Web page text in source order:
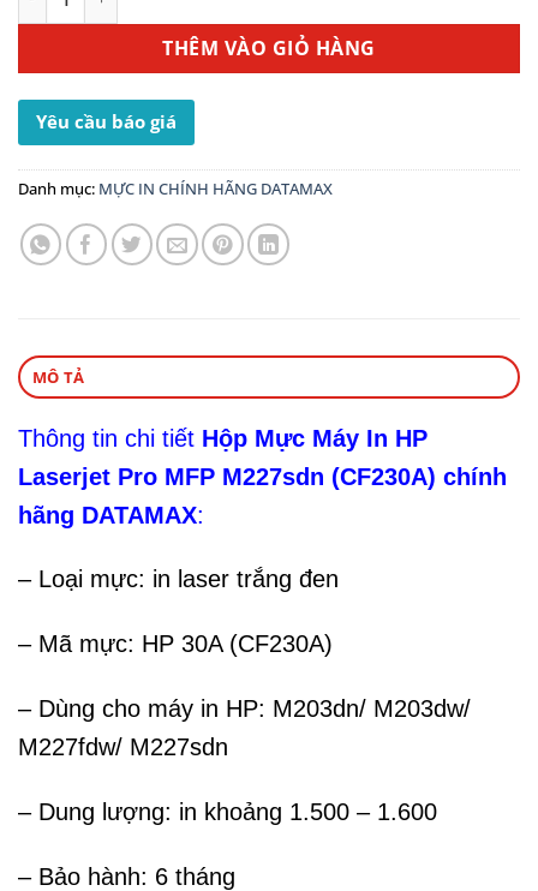
THÊM VÀO GIỎ HÀNG
Yêu cầu báo giá
Danh mục: MỰC IN CHÍNH HÃNG DATAMAX
MÔ TẢ
Thông tin chi tiết Hộp Mực Máy In HP
Laserjet Pro MFP M227sdn (CF230A) chính
hãng DATAMAX:
– Loại mực: in laser trắng đen
– Mã mực: HP 30A (CF230A)
– Dùng cho máy in HP: M203dn/ M203dw/
M227fdw/ M227sdn
– Dung lượng: in khoảng 1.500 – 1.600
– Bảo hành: 6 tháng